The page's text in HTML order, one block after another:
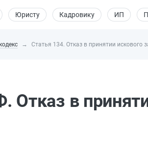
Юристу Кадровику ИП
Статья 134. Отказ в принятии искового
Отказ в